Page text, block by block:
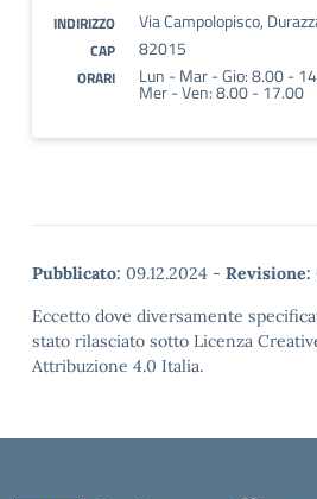
INDIRIZZO Via Campolopisco,
CAP 82015
ORARI Lun - Mar - Gio: 8.00 -
Mer - Ven: 8.00 - 17.00
Pubblicato: 09.12.2024 - Revisione:
Eccetto dove diversamente
stato rilasciato sotto Licenza
Attribuzione 4.0 Italia.